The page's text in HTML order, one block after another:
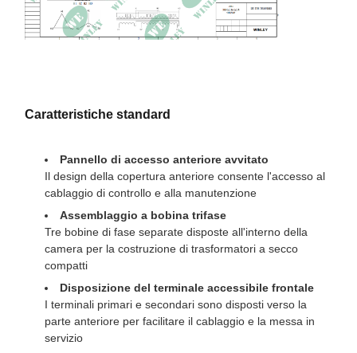
Dimensioni
in
Caratteristiche standard
Pannello di accesso anteriore avvitato
Il design della copertura anteriore consente l'accesso al
cablaggio di controllo e alla manutenzione
Assemblaggio a bobina trifase
Tre bobine di fase separate disposte all'interno della
camera per la costruzione di trasformatori a secco
compatti
Disposizione del terminale accessibile frontale
I terminali primari e secondari sono disposti verso la
parte anteriore per facilitare il cablaggio e la messa in
servizio